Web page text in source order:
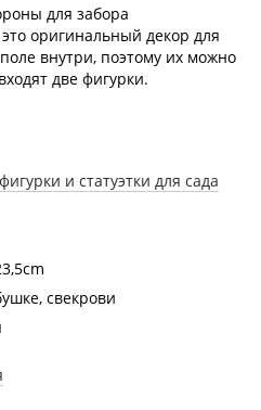
для забора
оригинальный декор для
внутри, поэтому их можно
две фигурки.
и статуэтки для сада
свекрови